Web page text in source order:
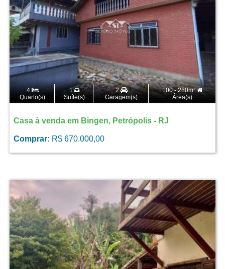
4
Quarto(s)
1
Suíte(s)
2
Garagem(s)
100 - 280m²
Área(s)
Casa à venda em Bingen, Petrópolis - RJ
Comprar: R$ 670.000,00